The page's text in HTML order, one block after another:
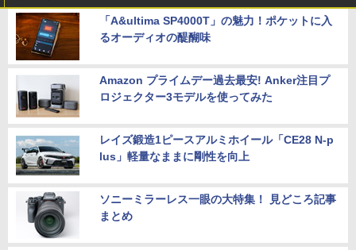
「A&ultima SP4000T」の魅力！ポケットに入
るオーディオの醍醐味
Amazon プライムデー過去最安! Anker注目プ
ロジェクター3モデルを使ってみた
レイズ鍛造1ピースアルミホイール「CE28 N-p
lus」軽量なままに剛性を向上
ソニーミラーレス一眼の大特集！ 見どころ記事
まとめ